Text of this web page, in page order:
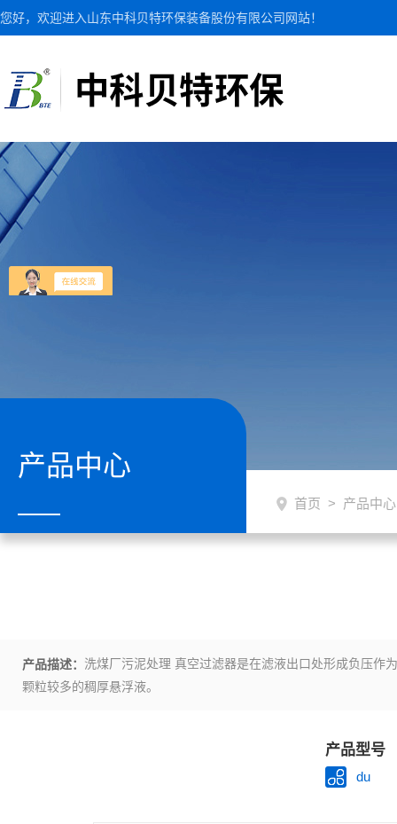
您好，欢迎进入山东中科贝特环保装备股份有限公司网站！
产品中心
首页 > 产品中心
产品描述： 洗煤厂污泥处理 真空过滤器是在滤液出口处形成负压作
颗粒较多的稠厚悬浮液。
产品型号
du